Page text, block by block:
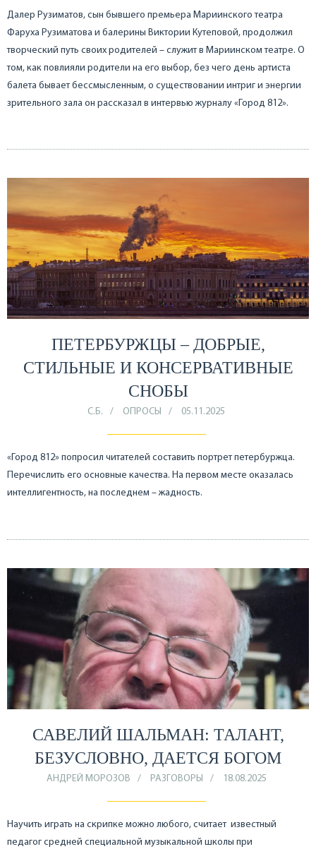
Далер Рузиматов, сын бывшего премьера Мариинского театра
Фаруха Рузиматова и балерины Виктории Кутеповой, продолжил
творческий путь своих родителей – служит в Мариинском театре. О
том, как повлияли родители на его выбор, без чего день артиста
балета бывает бессмысленным, о существовании интриг и энергии
зрительного зала он рассказал в интервью журналу «Город 812».
ПЕТЕРБУРЖЦЫ – ДОБРЫЕ,
СТИЛЬНЫЕ И КОНСЕРВАТИВНЫЕ
СНОБЫ
С.Б. ОПРОСЫ 05.11.2025
«Город 812» попросил читателей составить портрет петербуржца.
Перечислить его основные качества. На первом месте оказалась
интеллигентность, на последнем – жадность.
САВЕЛИЙ ШАЛЬМАН: ТАЛАНТ,
БЕЗУСЛОВНО, ДАЕТСЯ БОГОМ
АНДРЕЙ МОРОЗОВ РАЗГОВОРЫ 18.08.2025
Научить играть на скрипке можно любого, считает известный
педагог средней специальной музыкальной школы при